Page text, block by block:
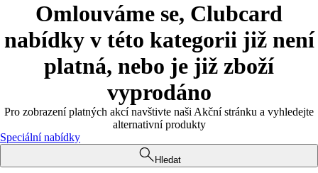
Omlouváme se, Clubcard
nabídky v této kategorii již není
platná, nebo je již zboží
vyprodáno
Pro zobrazení platných akcí navštivte naši Akční stránku a vyhledejte
alternativní produkty
Speciální nabídky
Hledat